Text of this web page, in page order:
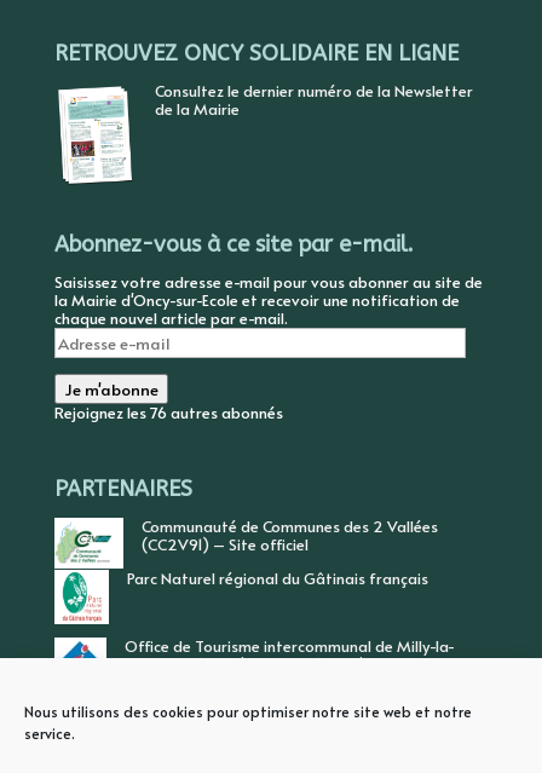
Nous utilisons des cookies pour optimiser notre site web et notre
service.
RETROUVEZ ONCY SOLIDAIRE EN LIGNE
Consultez le dernier numéro de la Newsletter
de la Mairie
Abonnez-vous à ce site par e-mail.
Saisissez votre adresse e-mail pour vous abonner au site de
la Mairie d'Oncy-sur-Ecole et recevoir une notification de
chaque nouvel article par e-mail.
Adresse
e-
mail
Je m'abonne
Rejoignez les 76 autres abonnés
PARTENAIRES
Communauté de Communes des 2 Vallées
(CC2V91) – Site officiel
Parc Naturel régional du Gâtinais français
Office de Tourisme intercommunal de Milly-la-
Forêt, Vallée de l’Ecole, Vallée de l’Essonne